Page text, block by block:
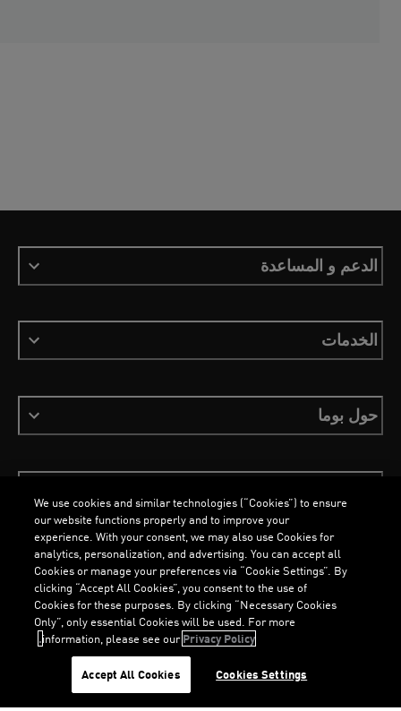
الدعم و المساعدة
الخدمات
حول بوما
ملفات تعريف الارتباطسياسة الخصوصيةImprint
العربية
جميع الحقوق محفوظة © PUMA, 2026
We use cookies and similar technologies (“Cookies”) to ensure
our website functions properly and to improve your
experience. With your consent, we may also use Cookies for
analytics, personalization, and advertising. You can accept all
Cookies or manage your preferences via “Cookie Settings”. By
clicking “Accept All Cookies”, you consent to the use of
Cookies for these purposes. By clicking “Necessary Cookies
Only”, only essential Cookies will be used. For more
information, please see ourPrivacy Policy.
Cookies Settings
Accept All Cookies